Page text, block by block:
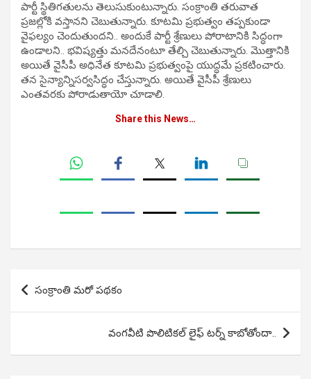
పార్టీ స్థితిగతులను తెలుసుకుంటున్నారు. సంక్రాంతి తరువాత
ప్రజల్లోకి వస్తానని చెబుతున్నారు. కూటమి ప్రభుత్వం తప్పకుండా
వైఫల్యం చెందుతుందని.. అందుకే పార్టీ శ్రేణులు పోరాటానికి సిద్ధంగా
ఉండాలని.. భవిష్యత్తు మనదేనంటూ తేల్చి చెబుతున్నారు. మొత్తానికి
అయితే వైసీపీ అధినేత కూటమి ప్రభుత్వంపై యుద్ధమే ప్రకటించారు.
తన సైన్యాన్నిసర్వసిద్ధం చేస్తున్నారు. అయితే వైసీపీ శ్రేణులు
ఎంతవరకు పోరాడుతాయో చూడాలి.
Share this News…
Post
navigation
సంక్రాంతి మరో పథకం
వంగవీటి పొలిటికల్ లైఫ్ టర్న్ కాబోతోందా..